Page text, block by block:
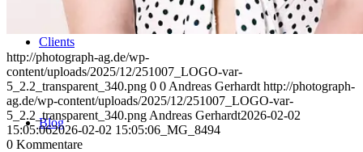
Clients
Blog
http://photograph-ag.de/wp-
content/uploads/2025/12/251007_LOGO-var-
5_2.2_transparent_340.png 0 0 Andreas Gerhardt http://photograph-
ag.de/wp-content/uploads/2025/12/251007_LOGO-var-
5_2.2_transparent_340.png Andreas Gerhardt2026-02-02
15:05:062026-02-02 15:05:06 _MG_8494
0 Kommentare